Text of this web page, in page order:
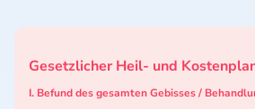
Gesetzlicher Heil- und
I. Befund des gesamten Gebisses /